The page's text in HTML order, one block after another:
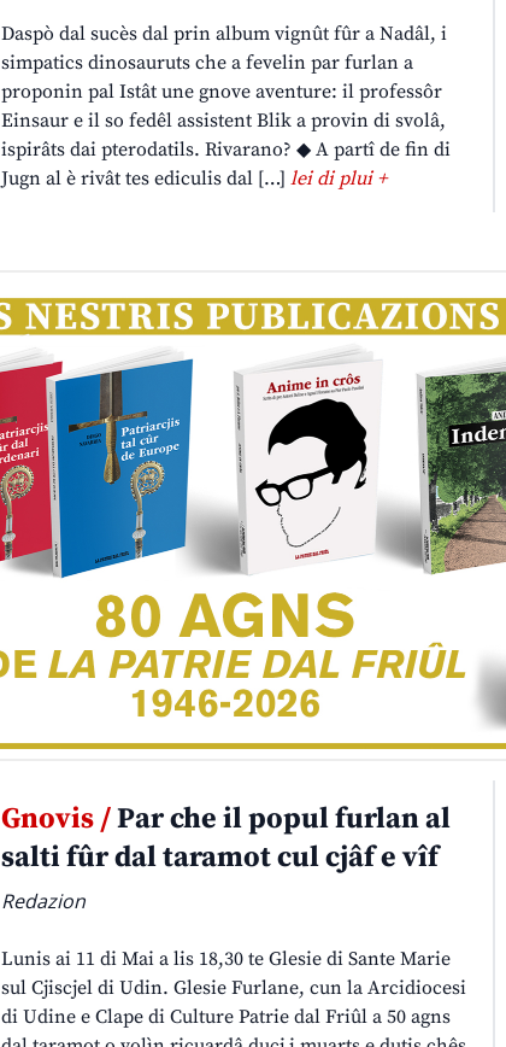
Daspò dal sucès dal prin album vignût fûr a Nadâl, i
simpatics dinosauruts che a fevelin par furlan a
proponin pal Istât une gnove aventure: il professôr
Einsaur e il so fedêl assistent Blik a provin di svolâ,
ispirâts dai pterodatils. Rivarano? ◆ A partî de fin di
Jugn al è rivât tes ediculis dal […] lei di plui +
Gnovis /Par che il popul furlan al
salti fûr dal taramot cul cjâf e vîf
Redazion
Lunis ai 11 di Mai a lis 18,30 te Glesie di Sante Marie
sul Cjiscjel di Udin. Glesie Furlane, cun la Arcidiocesi
di Udine e Clape di Culture Patrie dal Friûl a 50 agns